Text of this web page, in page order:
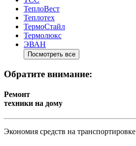
ТеплоВест
Теплотех
ТермоСтайл
Термолюкс
ЭВАН
Посмотреть все
Обратите внимание:
Ремонт
техники на дому
Экономия средств на транспортировке